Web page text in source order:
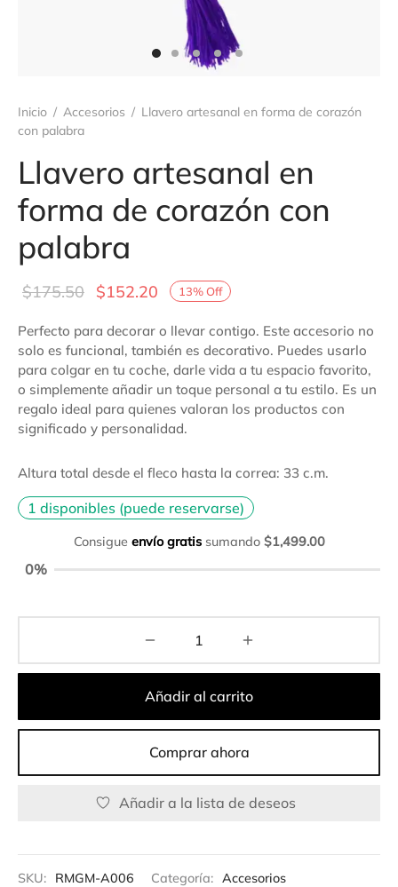
Inicio / Accesorios / Llavero artesanal en forma de corazón
con palabra
Llavero artesanal en
forma de corazón con
palabra
13%Off
$175.50
Original
was:
$175.50.
$152.20
Current
$152.20.
Perfecto para decorar o llevar contigo. Este accesorio no
solo es funcional, también es decorativo. Puedes usarlo
para colgar en tu coche, darle vida a tu espacio favorito,
o simplemente añadir un toque personal a tu estilo. Es un
regalo ideal para quienes valoran los productos con
significado y personalidad.
Altura total desde el fleco hasta la correa: 33 c.m.
1 disponibles (puede reservarse)
Consigue envío gratissumando $1,499.00
0%
Añadir al carrito
Comprar ahora
Añadir a la lista de deseos
SKU: RMGM-A006 Categoría: Accesorios